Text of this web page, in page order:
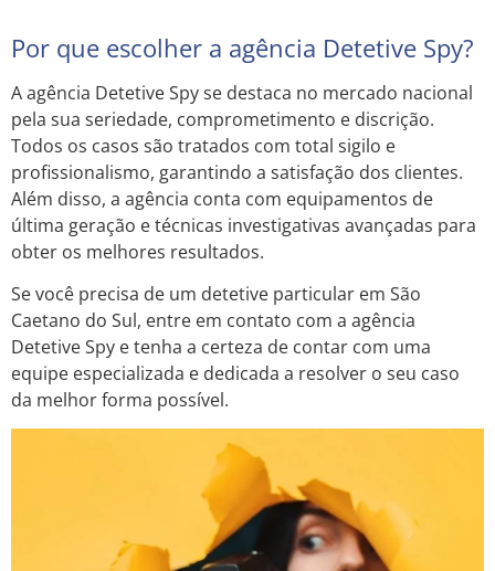
Por que escolher a agência Detetive Spy?
A agência Detetive Spy se destaca no mercado nacional
pela sua seriedade, comprometimento e discrição.
Todos os casos são tratados com total sigilo e
profissionalismo, garantindo a satisfação dos clientes.
Além disso, a agência conta com equipamentos de
última geração e técnicas investigativas avançadas para
obter os melhores resultados.
Se você precisa de um detetive particular em São
Caetano do Sul, entre em contato com a agência
Detetive Spy e tenha a certeza de contar com uma
equipe especializada e dedicada a resolver o seu caso
da melhor forma possível.